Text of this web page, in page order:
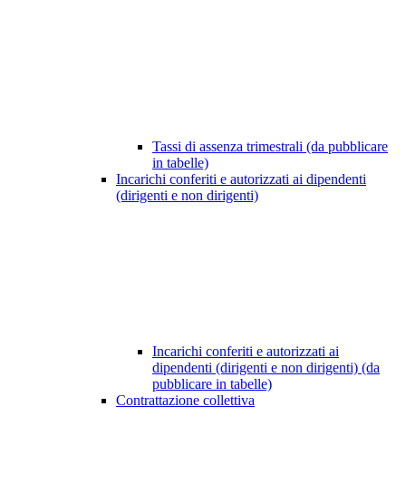
Tassi di assenza trimestrali (da pubblicare
in tabelle)
Incarichi conferiti e autorizzati ai dipendenti
(dirigenti e non dirigenti)
Incarichi conferiti e autorizzati ai
dipendenti (dirigenti e non dirigenti) (da
pubblicare in tabelle)
Contrattazione collettiva